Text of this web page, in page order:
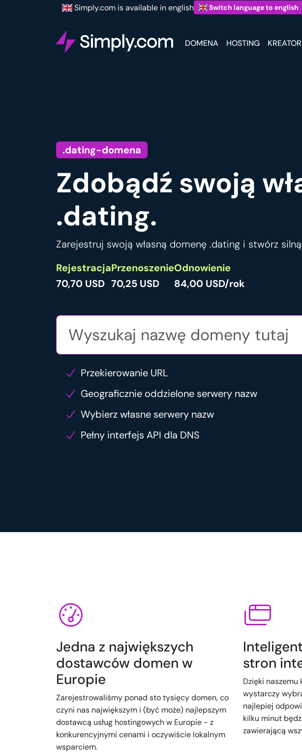
Simply.com is available in english Switch language to english
DOMENA HOSTING
.dating-domena
Zdobądź swoją
.dating.
Zarejestruj swoją własną domenę .dating i stwórz
Rejestracja
70,70 USD
Przenoszenie
70,25 USD
Odnowienie
84,00 USD/rok
Przekierowanie URL
Geograficznie oddzielone serwery nazw
Wybierz własne serwery nazw
Pełny interfejs API dla DNS
Jedna z największych
dostawców domen w
Europie
Zarejestrowaliśmy ponad sto tysięcy domen, co
czyni nas największym i (być może) najlepszym
dostawcą usług hostingowych w Europie - z
konkurencyjnymi cenami i oczywiście lokalnym
wsparciem.
stron
Dzięki
wystarczy
najlepiej
kilku minut
zawierającą